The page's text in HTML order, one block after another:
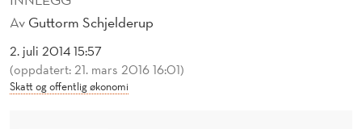
R
R
Av Guttorm Schjelderup
2. juli 2014 15:57
(oppdatert: 21. mars 2016 16:01)
Skatt og offentlig økonomi